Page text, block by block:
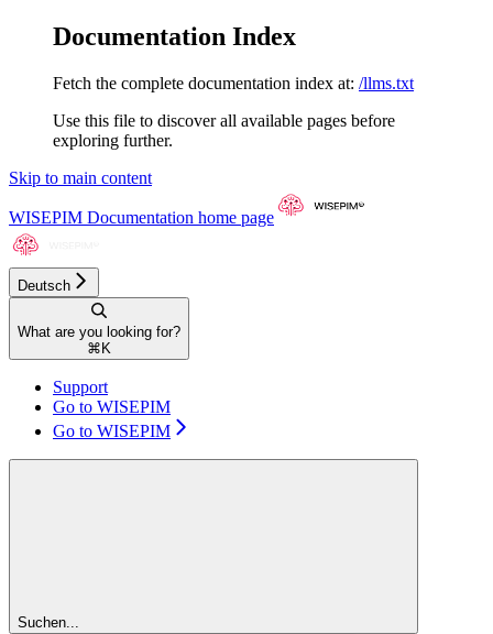
Documentation Index
Fetch the complete documentation index at: /llms.txt
Use this file to discover all available pages before
exploring further.
Skip to main content
WISEPIM Documentation home page
Deutsch
What are you looking for?
⌘ K
Support
Go to WISEPIM
Go to WISEPIM
Suchen...